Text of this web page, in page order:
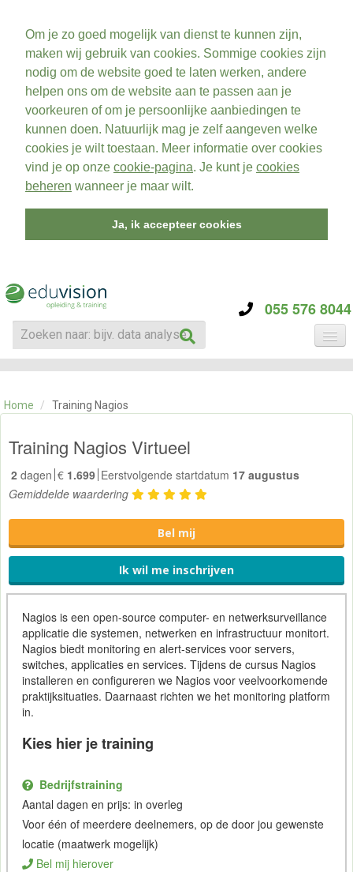
Om je zo goed mogelijk van dienst te kunnen zijn,
maken wij gebruik van cookies. Sommige cookies zijn
nodig om de website goed te laten werken, andere
helpen ons om de website aan te passen aan je
voorkeuren of om je persoonlijke aanbiedingen te
kunnen doen. Natuurlijk mag je zelf aangeven welke
cookies je wilt toestaan. Meer informatie over cookies
vind je op onze cookie-pagina. Je kunt je cookies
beheren wanneer je maar wilt.
Ja, ik accepteer cookies
055 576 8044
CATEGORIE
OVER ONS
SKILLS ALCHEMIST
Home / Training Nagios
Training Nagios Virtueel
2 dagen € 1.699 Eerstvolgende startdatum 17 augustus
Gemiddelde waardering
Bel mij
Ik wil me inschrijven
Nagios is een open-source computer- en netwerksurveillance
applicatie die systemen, netwerken en infrastructuur monitort.
Nagios biedt monitoring en alert-services voor servers,
switches, applicaties en services. Tijdens de cursus Nagios
installeren en configureren we Nagios voor veelvoorkomende
praktijksituaties. Daarnaast richten we het monitoring platform
in.
Kies hier je training
Bedrijfstraining
Aantal dagen en prijs: in overleg
Voor één of meerdere deelnemers, op de door jou gewenste
locatie (maatwerk mogelijk)
Bel mij hierover